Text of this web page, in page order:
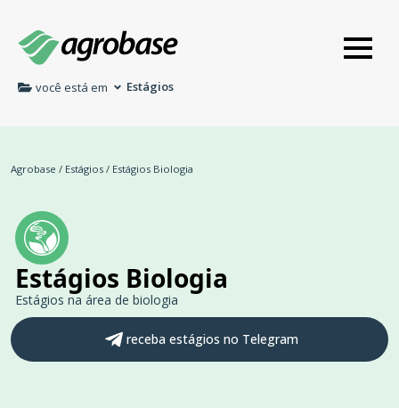
você está em Estágios
Agrobase / Estágios / Estágios Biologia
Estágios Biologia
Estágios na área de biologia
receba estágios no Telegram